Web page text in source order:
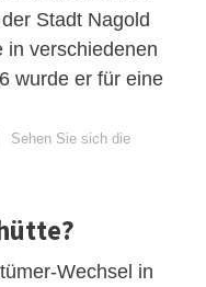
Stadt Nagold
in verschiedenen
wurde er für eine
Sehen Sie sich die
Wechsel in